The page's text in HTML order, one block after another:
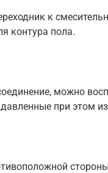
к
контура пола.
можно
при этом